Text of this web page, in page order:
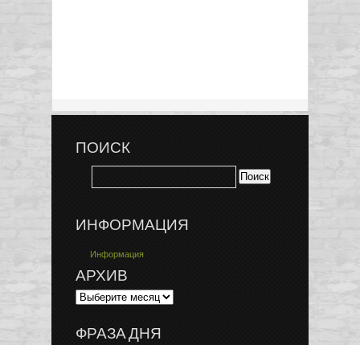
ПОИСК
ИНФОРМАЦИЯ
Информация
АРХИВ
ФРАЗА ДНЯ